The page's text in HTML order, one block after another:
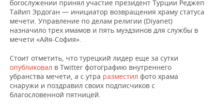
КОМУ ПРИНАДЛЕЖАТ
ТОРГОВЫЕ ЦЕНТРЫ
ТАТАРСТАНА
БЮДЖЕТ
ИНВЕСТИЦИИ
МАШИНОСТРОЕНИЕ
НЕФТЕХИМИЯ
НЕФТЬ
ОПК
ЭНЕРГЕТИКА
НОВОСТИ АВТО
БИЗНЕС
НОВОСТИ БИЗНЕСА
ТРАНСПОРТ
УСЛУГИ
ТЕХНОЛОГИИ
IT
МЕДИА
НОВОСТИ МЕРОПРИЯТИЙ
ВЫЕЗДНАЯ РЕДАКЦИЯ
СПОРТ
НОВОСТИ СПОРТА
ОБЩЕСТВО
богослужении принял участие президент Турции Реджеп
Тайип Эрдоган — инициатор возвращения храму статуса
мечети. Управление по делам религии (Diyanet)
назначило трех имамов и пять муэдзинов для службы в
мечети «Айя-София».
Стоит отметить, что турецкий лидер еще за сутки
опубликовал в Twitter фотографию внутреннего
убранства мечети, а с утра разместил фото храма
снаружи и поздравил своих подписчиков с
благословенной пятницей.